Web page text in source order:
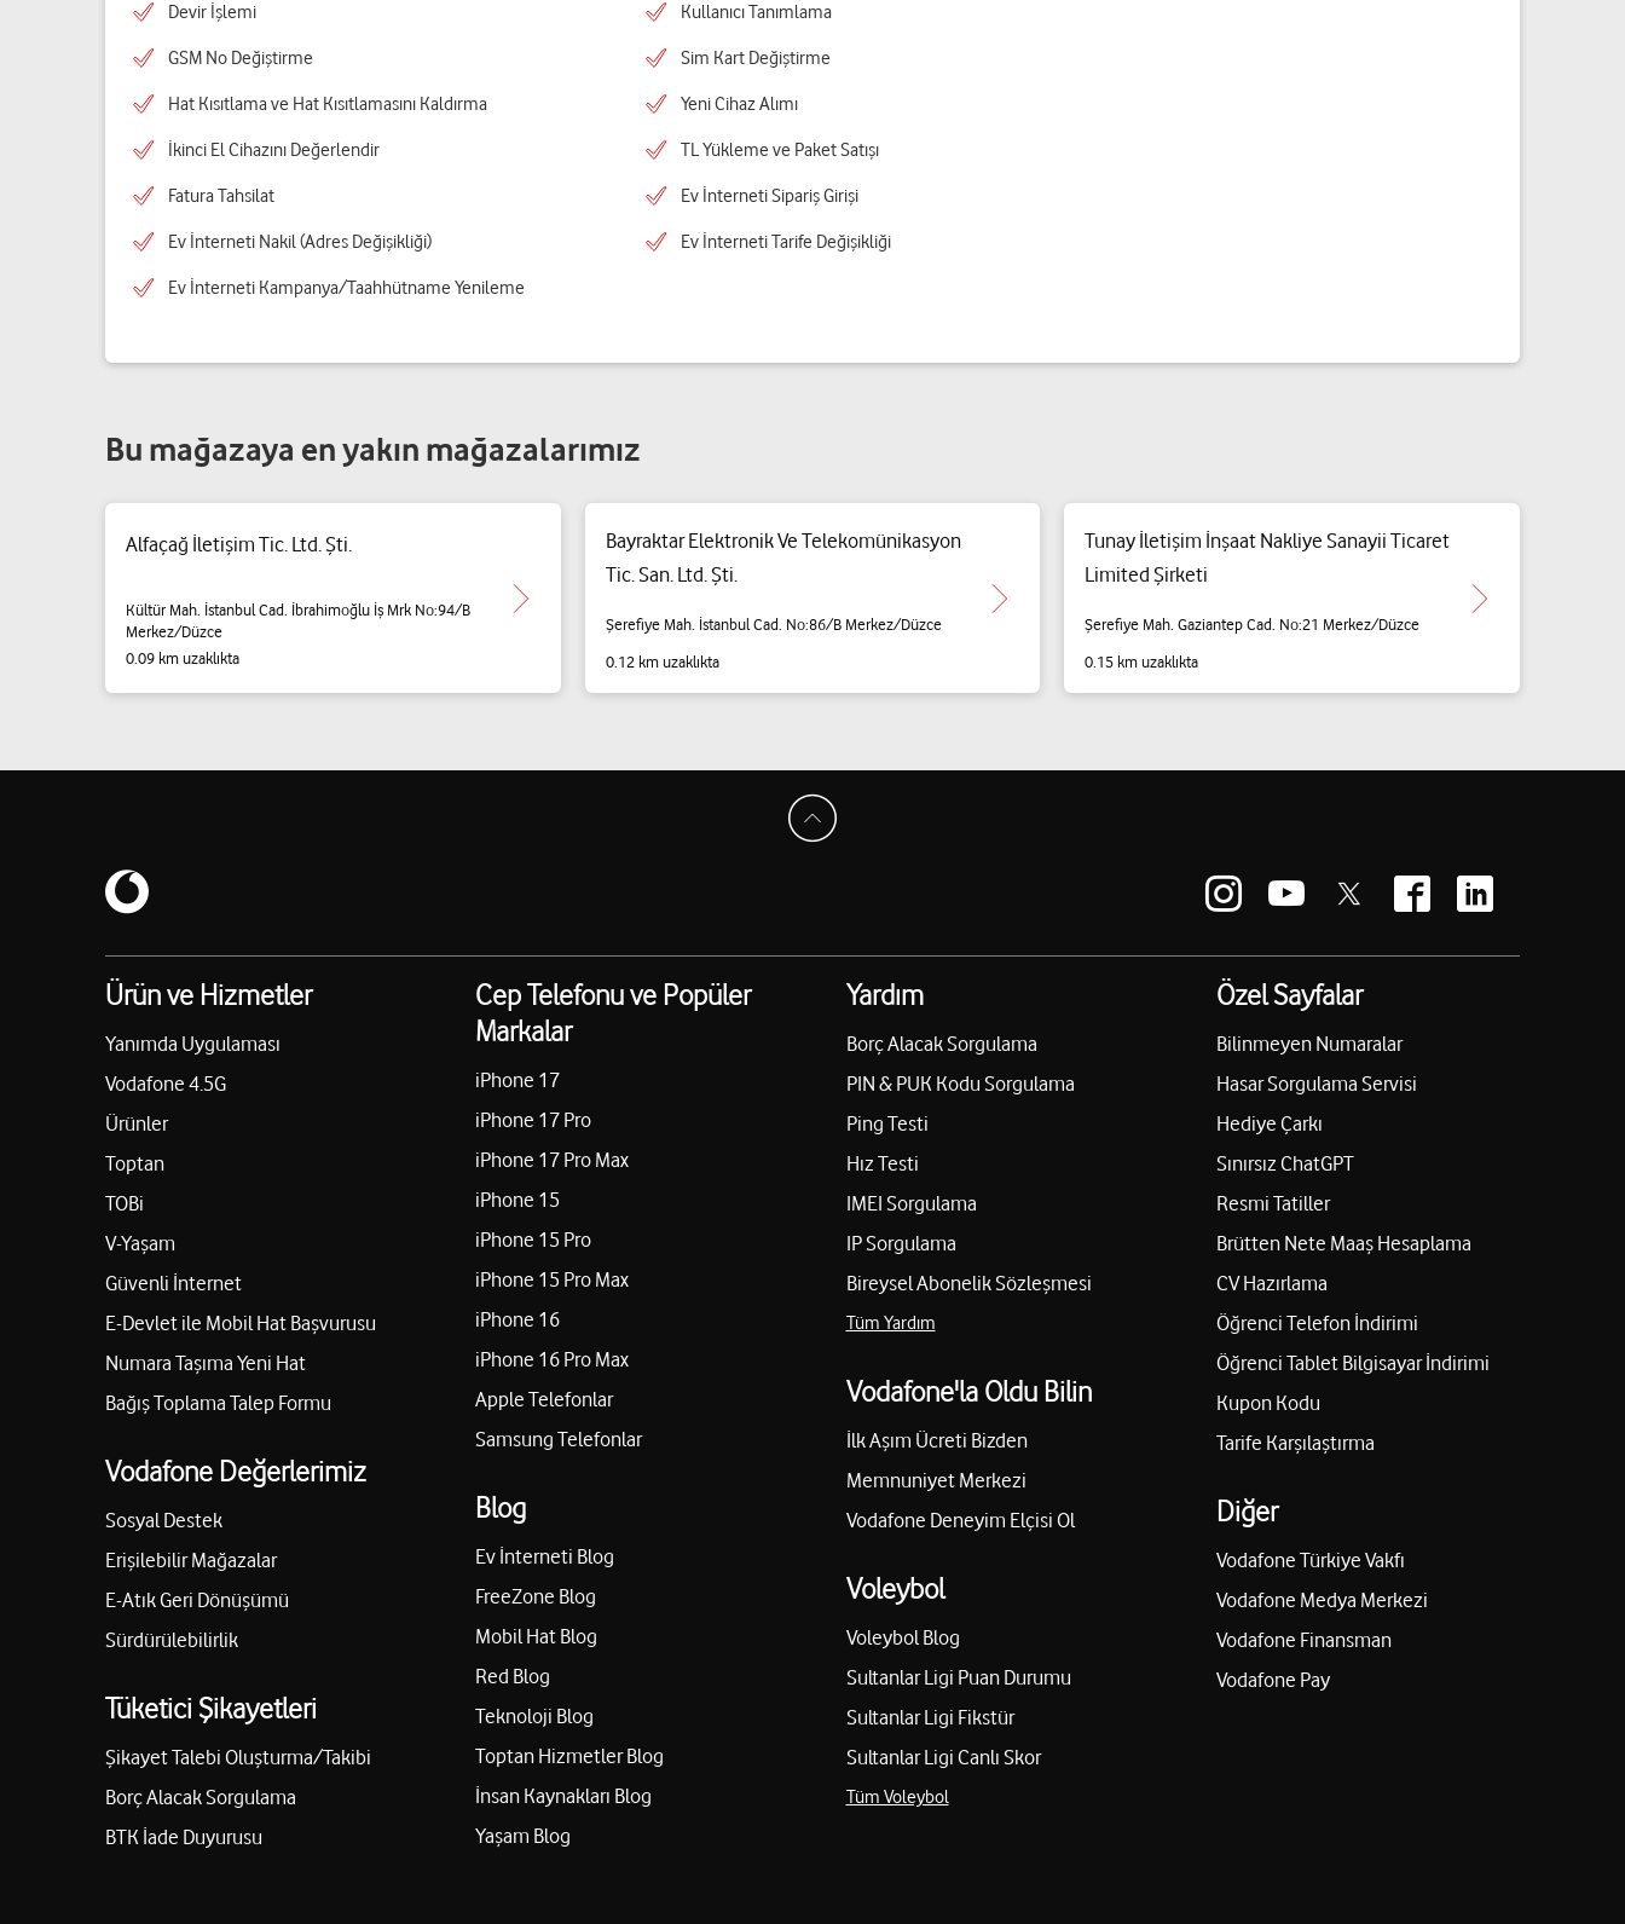
Devir İşlemi Kullanıcı Tanımlama
GSM No Değiştirme Sim Kart Değiştirme
Hat Kısıtlama ve Hat Kısıtlamasını Kaldırma Yeni Cihaz Alımı
İkinci El Cihazını Değerlendir TL Yükleme ve Paket Satışı
Fatura Tahsilat Ev İnterneti Sipariş Girişi
Ev İnterneti Nakil (Adres Değişikliği) Ev İnterneti Tarife Değişikliği
Ev İnterneti Kampanya/Taahhütname Yenileme
Bu mağazaya en yakın mağazalarımız
Alfaçağ İletişim Tic. Ltd. Şti.
Kültür Mah. İstanbul Cad. İbrahimoğlu İş Mrk No:94/B
Merkez/Düzce
0.09 km uzaklıkta
Bayraktar Elektronik Ve Telekomünikasyon
Tic. San. Ltd. Şti.
Şerefiye Mah. İstanbul Cad. No:86/B Merkez/Düzce
0.12 km uzaklıkta
Tunay İletişim İnşaat Nakliye Sanayii Ticaret
Limited Şirketi
Şerefiye Mah. Gaziantep Cad. No:21 Merkez/Düzce
0.15 km uzaklıkta
Ürün ve Hizmetler
Yanımda Uygulaması
Vodafone 4.5G
Ürünler
Toptan
TOBi
V-Yaşam
Güvenli İnternet
E-Devlet ile Mobil Hat Başvurusu
Numara Taşıma Yeni Hat
Bağış Toplama Talep Formu
Vodafone Değerlerimiz
Sosyal Destek
Erişilebilir Mağazalar
E-Atık Geri Dönüşümü
Sürdürülebilirlik
Tüketici Şikayetleri
Şikayet Talebi Oluşturma/Takibi
Borç Alacak Sorgulama
BTK İade Duyurusu
Cep Telefonu ve Popüler
Markalar
iPhone 17
iPhone 17 Pro
iPhone 17 Pro Max
iPhone 15
iPhone 15 Pro
iPhone 15 Pro Max
iPhone 16
iPhone 16 Pro Max
Apple Telefonlar
Samsung Telefonlar
Blog
Ev İnterneti Blog
FreeZone Blog
Mobil Hat Blog
Red Blog
Teknoloji Blog
Toptan Hizmetler Blog
İnsan Kaynakları Blog
Yaşam Blog
Yardım
Borç Alacak Sorgulama
PIN & PUK Kodu Sorgulama
Ping Testi
Hız Testi
IMEI Sorgulama
IP Sorgulama
Bireysel Abonelik Sözleşmesi
Tüm Yardım
Vodafone'la Oldu Bilin
İlk Aşım Ücreti Bizden
Memnuniyet Merkezi
Vodafone Deneyim Elçisi Ol
Voleybol
Voleybol Blog
Sultanlar Ligi Puan Durumu
Sultanlar Ligi Fikstür
Sultanlar Ligi Canlı Skor
Tüm Voleybol
Özel Sayfalar
Bilinmeyen Numaralar
Hasar Sorgulama Servisi
Hediye Çarkı
Sınırsız ChatGPT
Resmi Tatiller
Brütten Nete Maaş Hesaplama
CV Hazırlama
Öğrenci Telefon İndirimi
Öğrenci Tablet Bilgisayar İndirimi
Kupon Kodu
Tarife Karşılaştırma
Diğer
Vodafone Türkiye Vakfı
Vodafone Medya Merkezi
Vodafone Finansman
Vodafone Pay